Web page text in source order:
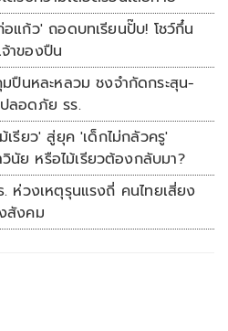
แก้ว' ถอดบทเรียนปั๊บ! โชว์กึ๋น
าของปืน
ปืนหละหลวม ชงจำกัดกระสุน-
ลอดภัย รร.
เรียว' สู่ยุค 'เด็กไม่กลัวครู'
นัย หรือไม้เรียวต้องกลับมา?
ห่วงเหตุรุนแรงถี่ คนไทยเสี่ยง
สังคม